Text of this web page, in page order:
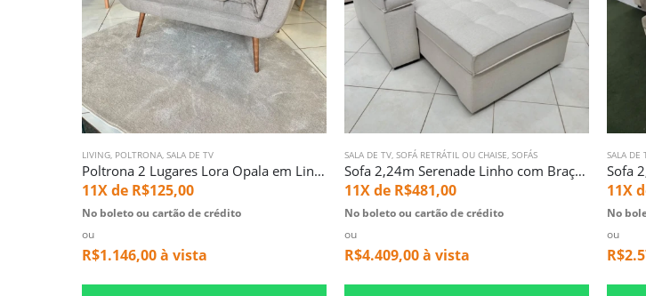
LIVING POLTRONA SALA DE TV
Poltrona 2 Lugares Lora Opala em Linho Marrom (4365)
11X de R$125,00
No boleto ou cartão de crédito
ou
R$1.146,00à vista
SALA DE TV SOFÁ RETRÁTIL OU CHAISE SOFÁS
Sofa 2,24m Serenade Linho com Braço Almofadado (2133)
11X de R$481,00
No boleto ou cartão de crédito
ou
R$4.409,00à vista
SALA DE
Sofa
11X
No
ou
R$